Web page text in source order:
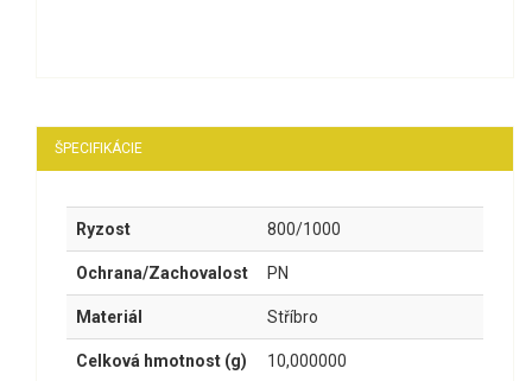
ŠPECIFIKÁCIE
Ryzost 800/1000
Ochrana/Zachovalost PN
Materiál Stříbro
Celková hmotnost (g) 10,000000